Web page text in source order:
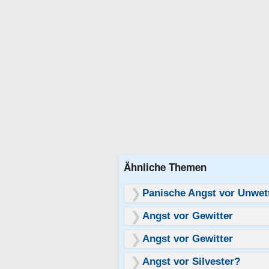
Ähnliche Themen
Panische Angst vor
Angst vor Gewitter
Angst vor Gewitter
Angst vor Silvester?